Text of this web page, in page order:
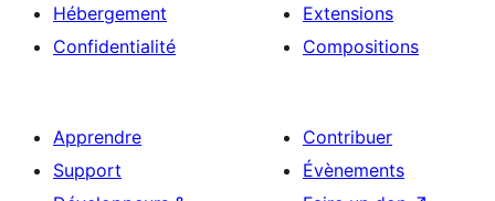
Hébergement
Confidentialité
Extensions
Compositions
Apprendre
Support
Contribuer
Évènements